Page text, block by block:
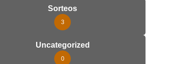
Sorteos
3
Uncategorized
0